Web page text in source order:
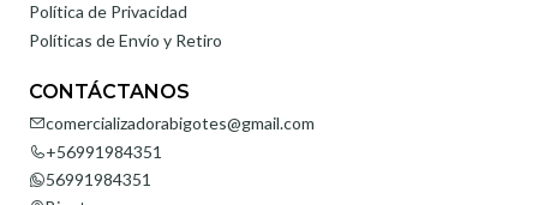
Política de Privacidad
Políticas de Envío y Retiro
CONTÁCTANOS
comercializadorabigotes@gmail.com
+56991984351
56991984351